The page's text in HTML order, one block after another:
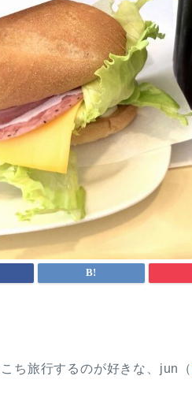
ち旅行するのが好きな、jun（